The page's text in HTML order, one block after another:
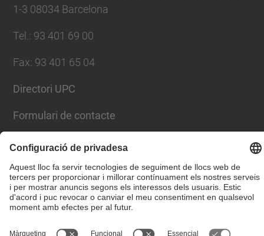
1-3 08034 Barcelona
Tel. : 93 401 69 00
Fax: 93 401 65 04
Directori UPC
Formulari de contacte
© UPC Escola Tècnica Superior d'Enginyers de Camins,
Canals i Ports de Barcelona
Desenvolupat amb